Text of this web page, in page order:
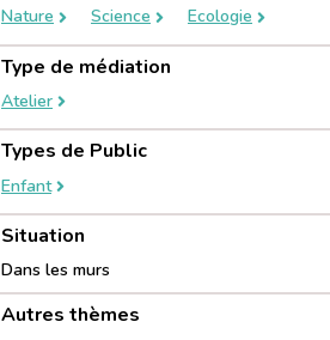
Nature Science Ecologie
Type de médiation
Atelier
Types de Public
Enfant
Situation
Dans les murs
Autres thèmes